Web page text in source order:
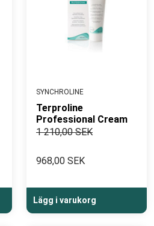
SYNCHROLINE
Terproline
Professional Cream
1 210,00 SEK
968,00 SEK
Lägg i varukorg